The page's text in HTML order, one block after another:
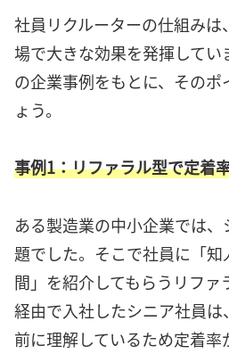
社員リクルーターの仕組み
場で大きな効果を発揮してい
の企業事例をもとに、その
ょう。
事例1：リファラル型で定着
ある製造業の中小企業では
題でした。そこで社員に「
間」を紹介してもらうリフ
経由で入社したシニア社員
前に理解しているため定着